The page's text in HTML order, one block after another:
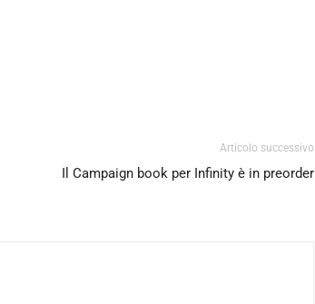
Articolo successivo
Il Campaign book per Infinity è in preorder